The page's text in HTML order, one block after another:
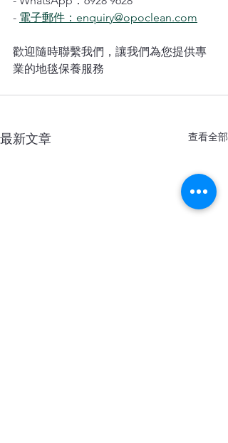
- 電子郵件：enquiry@opoclean.com
歡迎隨時聯繫我們，讓我們為您提供專
業的地毯保養服務
最新文章 查看全部